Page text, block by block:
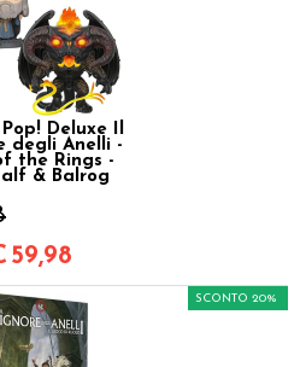
Deluxe Il
degli Anelli -
the Rings -
& Balrog
59,98
SCONTO 20%